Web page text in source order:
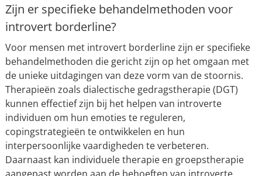
Zijn er specifieke behandelmethoden voor
introvert borderline?
Voor mensen met introvert borderline zijn er specifieke
behandelmethoden die gericht zijn op het omgaan met
de unieke uitdagingen van deze vorm van de stoornis.
Therapieën zoals dialectische gedragstherapie (DGT)
kunnen effectief zijn bij het helpen van introverte
individuen om hun emoties te reguleren,
copingstrategieën te ontwikkelen en hun
interpersoonlijke vaardigheden te verbeteren.
Daarnaast kan individuele therapie en groepstherapie
aangepast worden aan de behoeften van introverte